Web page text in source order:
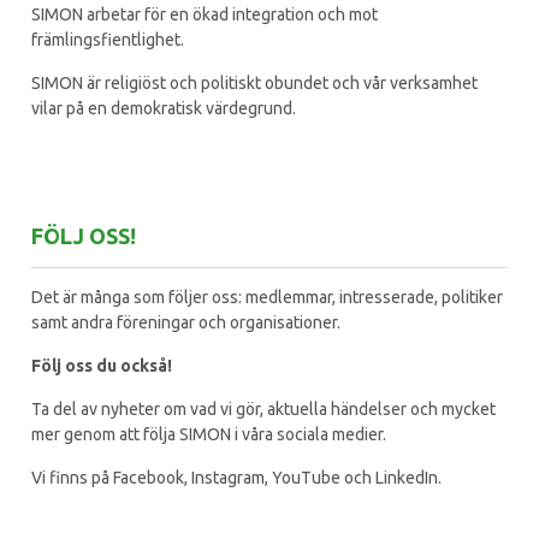
SIMON arbetar för en ökad integration och mot
främlingsfientlighet.
SIMON är religiöst och politiskt obundet och vår verksamhet
vilar på en demokratisk värdegrund.
FÖLJ OSS!
Det är många som följer oss: medlemmar, intresserade, politiker
samt andra föreningar och organisationer.
Följ oss du också!
Ta del av nyheter om vad vi gör, aktuella händelser och mycket
mer genom att följa SIMON i våra sociala medier.
Vi finns på Facebook, Instagram, YouTube och LinkedIn.